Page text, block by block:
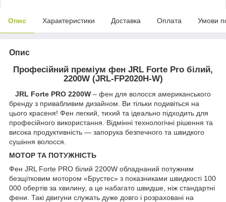
Опис Характеристики Доставка Оплата Умови
Опис
Професійний преміум фен JRL Forte Pro білий,
2200W (JRL-FP2020H-W)
JRL Forte PRO 2200W – фен для волосся американського
бренду з привабливим дизайном. Ви тільки подивіться на
цього красеня! Фен легкий, тихий та ідеально підходить для
професійного використання. Відмінні технологічні рішення та
висока продуктивність — запорука безпечного та швидкого
сушіння волосся.
МОТОР ТА ПОТУЖНІСТЬ
Фен JRL Forte PRO білий 2200W обладнаний потужним
безщітковим мотором «Брустес» з показниками швидкості 100
000 обертів за хвилину, а це набагато швидше, ніж стандартні
фени. Такі двигуни служать дуже довго і розраховані на